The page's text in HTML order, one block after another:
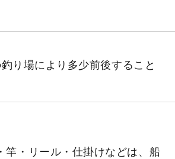
場により多少前後すること
竿・リール・仕掛けなどは、船